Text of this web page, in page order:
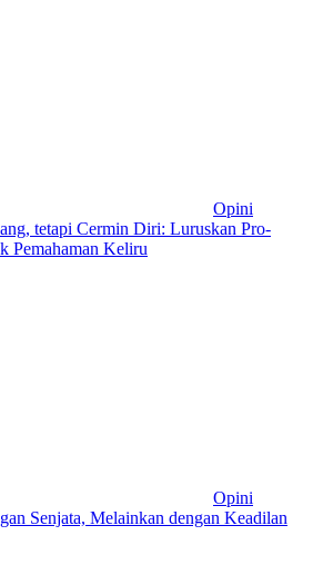
Opini
tetapi Cermin Diri: Luruskan Pro-
Pemahaman Keliru
Opini
Senjata, Melainkan dengan Keadilan